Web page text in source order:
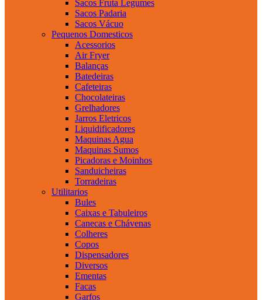
Sacos Fruta Legumes
Sacos Padaria
Sacos Vácuo
Pequenos Domesticos
Acessorios
Air Fryer
Balanças
Batedeiras
Cafeteiras
Chocolateiras
Grelhadores
Jarros Eletricos
Liquidificadores
Maquinas Agua
Maquinas Sumos
Picadoras e Moinhos
Sanduicheiras
Torradeiras
Utilitarios
Bules
Caixas e Tabuleiros
Canecas e Chávenas
Colheres
Copos
Dispensadores
Diversos
Ementas
Facas
Garfos